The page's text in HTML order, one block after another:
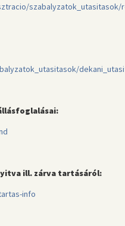
ill. zárva tartásáról:
info